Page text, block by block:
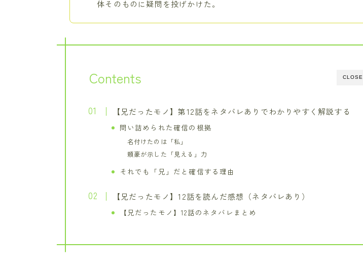
体そのものに疑問を投げかけた。
CLOSE
Contents
【兄だったモノ】第12話をネタバレありでわかりやすく解説する
問い詰められた確信の根拠
名付けたのは「私」
頼豪が示した「見える」力
それでも「兄」だと確信する理由
【兄だったモノ】12話を読んだ感想（ネタバレあり）
【兄だったモノ】12話のネタバレまとめ